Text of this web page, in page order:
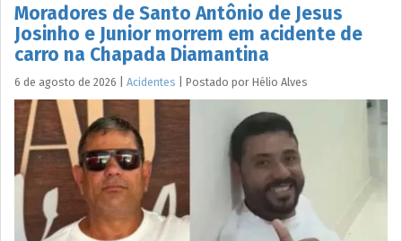
Moradores de Santo Antônio de Jesus
Josinho e Junior morrem em acidente de
carro na Chapada Diamantina
6 de agosto de 2026 Acidentes Postado por Hélio Alves